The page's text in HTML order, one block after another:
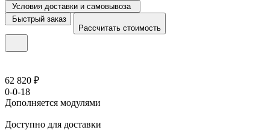
Условия доставки и самовывоза
Быстрый заказ
Рассчитать стоимость
62 820 ₽
0-0-18
Дополняется модулями
Доступно для доставки